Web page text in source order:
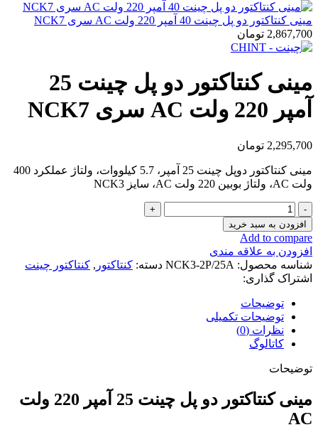
مینی کنتاکتور دو پل چینت 40 آمپر 220 ولت AC سری NCK7
2,867,700 تومان
مینی کنتاکتور دو پل چینت 25
آمپر 220 ولت AC سری NCK7
2,295,700 تومان
مینی کنتاکتور دوپل چینت 25 آمپر، 5.7 کیلووات، ولتاژ عملکرد 400
ولت AC، ولتاژ بوبین 220 ولت AC، سایز NCK3
مینی
کنتاکتور
دو
پل
چینت
25
آمپر
220
ولت
AC
سری
عدد
افزودن به سبد خرید
Add to compare
افزودن به علاقه مندی
شناسه محصول: NCK3-2P/25A دسته: کنتاکتور , کنتاکتور چینت
اشتراک گذاری:
توضیحات
توضیحات تکمیلی
نظرات (0)
کاتالوگ
توضیحات
مینی کنتاکتور دو پل چینت 25 آمپر 220 ولت
AC